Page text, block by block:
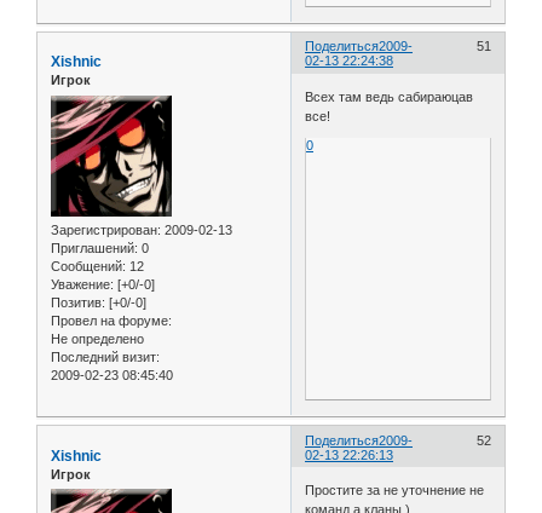
Поделиться 51
2009-
02-13 22:24:38
Xishnic
Игрок
Зарегистрирован: 2009-02-13
Приглашений: 0
Сообщений: 12
Уважение: [+0/-0]
Позитив: [+0/-0]
Провел на форуме:
Не определено
Последний визит:
2009-02-23 08:45:40
Всех там ведь сабираюцав
все!
0
Поделиться 52
2009-
02-13 22:26:13
Xishnic
Игрок
Простите за не уточнение не
команд а кланы )